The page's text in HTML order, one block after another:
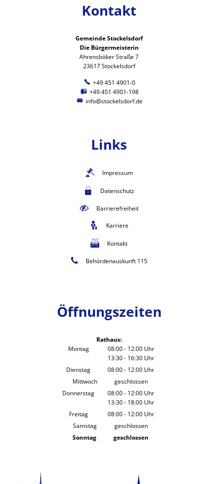
Kontakt
Gemeinde Stockelsdorf
Die Bürgermeisterin
Ahrensböker Straße 7
23617 Stockelsdorf
+49 451 4901-0
+49 451 4901-198
info@stockelsdorf.de
Links
Impressum
Datenschutz
Barrierefreiheit
Karriere
Kontakt
Behördenauskunft 115
Öffnungszeiten
Rathaus:
Montag
08:00- 12:00 Uhr
Von 08:00 bis 12:00 Uhr
13:30- 16:30 Uhr
Von 13:30 bis 16:30 Uhr
Dienstag 08:00- 12:00 Uhr
Von 08:00 bis 12:00 Uhr
Mittwoch
geschlossen
Donnerstag
08:00- 12:00 Uhr
Von 08:00 bis 12:00 Uhr
13:30- 18:00 Uhr
Von 13:30 bis 18:00 Uhr
Freitag 08:00- 12:00 Uhr
Von 08:00 bis 12:00 Uhr
Samstag
geschlossen
Sonntag
geschlossen